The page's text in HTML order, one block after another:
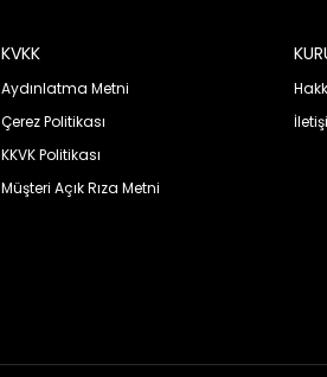
KVKK
Aydınlatma Metni
Çerez Politikası
KKVK Politikası
Müşteri Açık Rıza Metni